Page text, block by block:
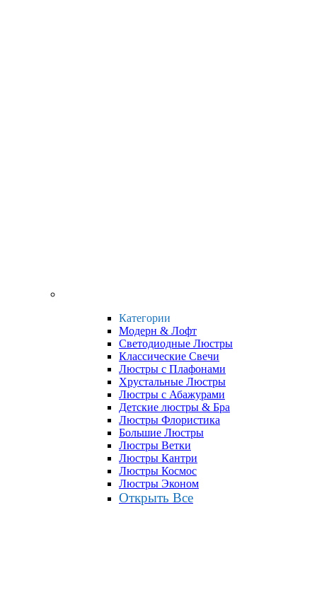
Категории
Модерн & Лофт
Светодиодные Люстры
Классические Свечи
Люстры с Плафонами
Хрустальные Люстры
Люстры с Абажурами
Детские люстры & Бра
Люстры Флористика
Большие Люстры
Люстры Ветки
Люстры Кантри
Люстры Космос
Люстры Эконом
Открыть Все